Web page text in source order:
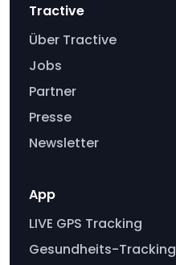
Tractive
Über Tractive
Jobs
Partner
Presse
Newsletter
App
LIVE GPS Tracking
Gesundheits-Tracking